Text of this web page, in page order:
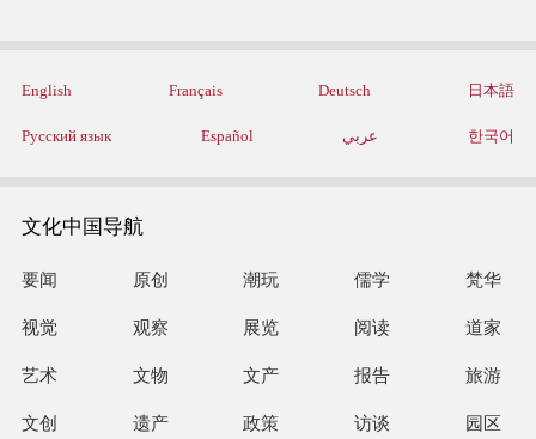
English Français Deutsch 日本語
Русский язык Español عربي 한국어
文化中国导航
要闻 原创 潮玩 儒学 梵华
视觉 观察 展览 阅读 道家
艺术 文物 文产 报告 旅游
文创 遗产 政策 访谈 园区